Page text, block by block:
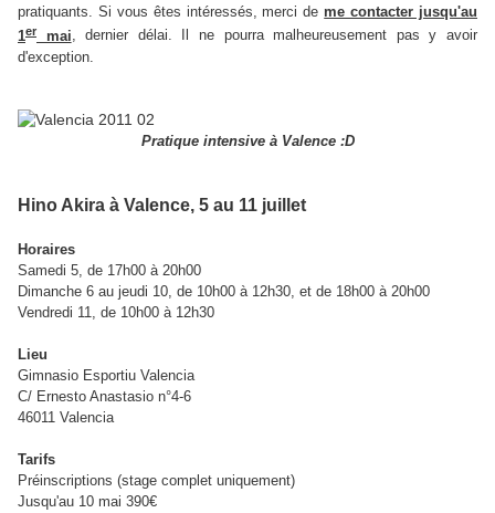
pratiquants. Si vous êtes intéressés, merci deme contacter jusqu'au
1er mai, dernier délai. Il ne pourra malheureusement pas y avoir
d'exception.
Pratique intensive à Valence :D
Hino Akira à Valence, 5 au 11 juillet
Horaires
Samedi 5, de 17h00 à 20h00
Dimanche 6 au jeudi 10, de 10h00 à 12h30, et de 18h00 à 20h00
Vendredi 11, de 10h00 à 12h30
Lieu
Gimnasio Esportiu Valencia
C/ Ernesto Anastasio n°4-6
46011 Valencia
Tarifs
Préinscriptions (stage complet uniquement)
Jusqu'au 10 mai 390€